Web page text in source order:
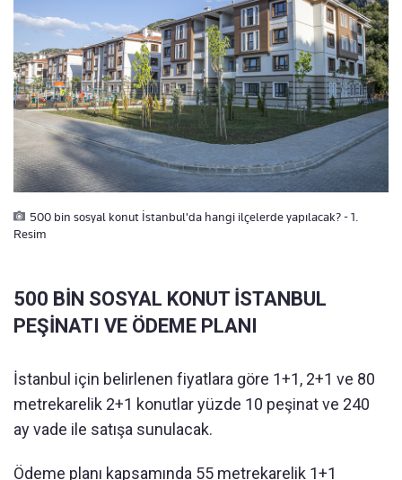
500 bin sosyal konut İstanbul'da hangi ilçelerde yapılacak? - 1.
Resim
500 BİN SOSYAL KONUT İSTANBUL
PEŞİNATI VE ÖDEME PLANI
İstanbul için belirlenen fiyatlara göre 1+1, 2+1 ve 80
metrekarelik 2+1 konutlar yüzde 10 peşinat ve 240
ay vade ile satışa sunulacak.
Ödeme planı kapsamında 55 metrekarelik 1+1